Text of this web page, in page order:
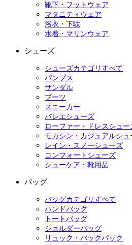
靴下・フットウェア
マタニティウェア
浴衣・下駄
水着・マリンウェア
シューズ
シューズカテゴリすべて
パンプス
サンダル
ブーツ
スニーカー
バレエシューズ
ローファー・ドレスシュー
モカシン・カジュアルシュ
レイン・スノーシューズ
コンフォートシューズ
シューケア・靴用品
バッグ
バッグカテゴリすべて
ハンドバッグ
トートバッグ
ショルダーバッグ
リュック・バックパック